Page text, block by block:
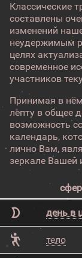
Классические
составлены
изменений
неудержимым
целях
современное
участников
Принимая в
лепту в общее
возможность
календарь,
лично Вам,
зеркале Вашей
день в
тело